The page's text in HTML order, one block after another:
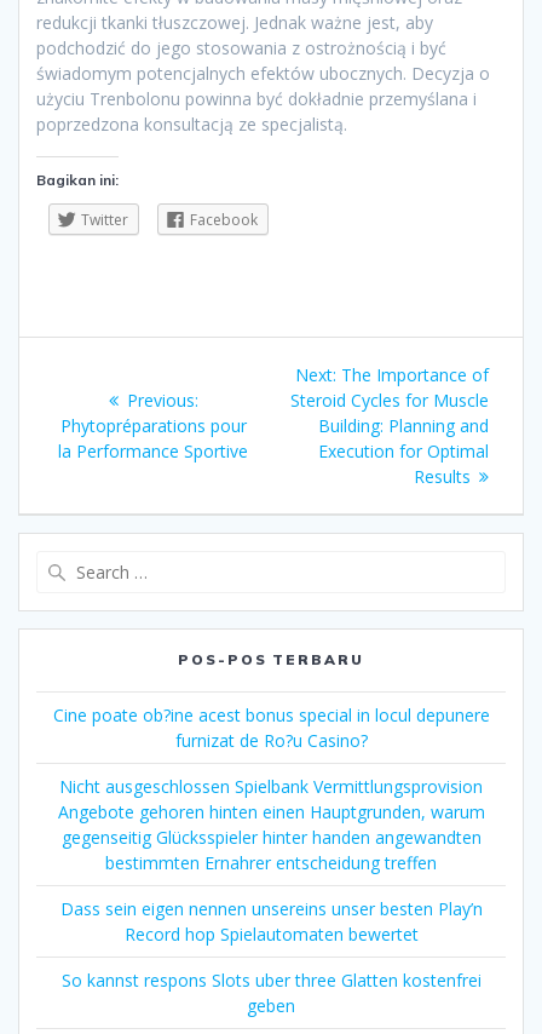
redukcji tkanki tłuszczowej. Jednak ważne jest, aby
podchodzić do jego stosowania z ostrożnością i być
świadomym potencjalnych efektów ubocznych. Decyzja o
użyciu Trenbolonu powinna być dokładnie przemyślana i
poprzedzona konsultacją ze specjalistą.
Bagikan ini:
Twitter Facebook
pos
Previous:Previous
post:
Phytopréparations pour
la Performance Sportive
Next: Next
post:
The Importance of
Steroid Cycles for Muscle
Building: Planning and
Execution for Optimal
Results
POS-POS TERBARU
Cine poate ob?ine acest bonus special in locul depunere
furnizat de Ro?u Casino?
Nicht ausgeschlossen Spielbank Vermittlungsprovision
Angebote gehoren hinten einen Hauptgrunden, warum
gegenseitig Glücksspieler hinter handen angewandten
bestimmten Ernahrer entscheidung treffen
Dass sein eigen nennen unsereins unser besten Play’n
Record hop Spielautomaten bewertet
So kannst respons Slots uber three Glatten kostenfrei
geben